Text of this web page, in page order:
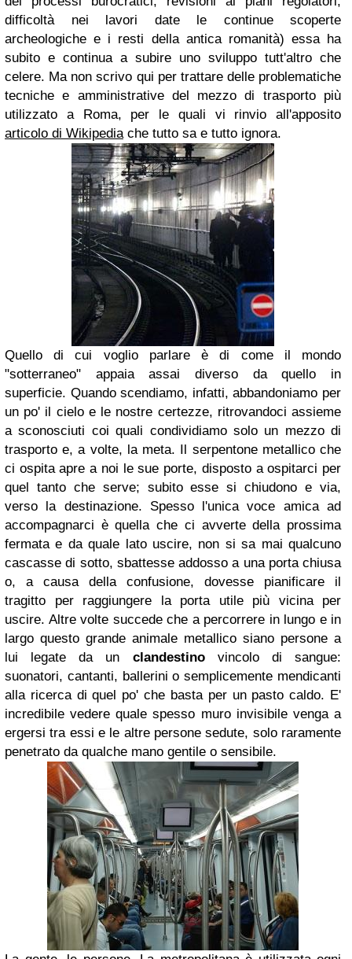
difficoltà nei lavori date le continue scoperte
archeologiche e i resti della antica romanità) essa ha
subito e continua a subire uno sviluppo tutt'altro che
celere. Ma non scrivo qui per trattare delle problematiche
tecniche e amministrative del mezzo di trasporto più
utilizzato a Roma, per le quali vi rinvio all'apposito
articolo di Wikipedia che tutto sa e tutto ignora.
Quello di cui voglio parlare è di come il mondo
"sotterraneo" appaia assai diverso da quello in
superficie. Quando scendiamo, infatti, abbandoniamo per
un po' il cielo e le nostre certezze, ritrovandoci assieme
a sconosciuti coi quali condividiamo solo un mezzo di
trasporto e, a volte, la meta. Il serpentone metallico che
ci ospita apre a noi le sue porte, disposto a ospitarci per
quel tanto che serve; subito esse si chiudono e via,
verso la destinazione. Spesso l'unica voce amica ad
accompagnarci è quella che ci avverte della prossima
fermata e da quale lato uscire, non si sa mai qualcuno
cascasse di sotto, sbattesse addosso a una porta chiusa
o, a causa della confusione, dovesse pianificare il
tragitto per raggiungere la porta utile più vicina per
uscire. Altre volte succede che a percorrere in lungo e in
largo questo grande animale metallico siano persone a
lui legate da un clandestinovincolo di sangue:
suonatori, cantanti, ballerini o semplicemente mendicanti
alla ricerca di quel po' che basta per un pasto caldo. E'
incredibile vedere quale spesso muro invisibile venga a
ergersi tra essi e le altre persone sedute, solo raramente
penetrato da qualche mano gentile o sensibile.